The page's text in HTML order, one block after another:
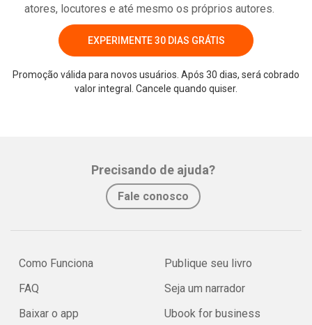
atores, locutores e até mesmo os próprios autores.
EXPERIMENTE 30 DIAS GRÁTIS
Promoção válida para novos usuários. Após 30 dias, será cobrado
valor integral. Cancele quando quiser.
Precisando de ajuda?
Fale conosco
Como Funciona
FAQ
Baixar o app
Publique seu livro
Seja um narrador
Ubook for business